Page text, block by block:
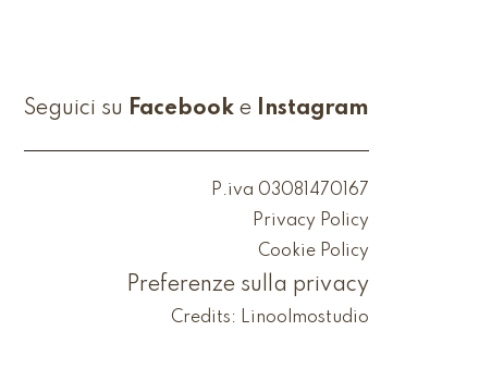
Seguici su Facebook e Instagram
P.iva 03081470167
Privacy Policy
Cookie Policy
Preferenze sulla privacy
Credits: Linoolmostudio